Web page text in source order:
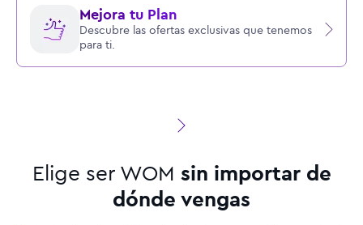
Mejora tu Plan
Descubre las ofertas exclusivas que tenemos
para ti.
Elige ser WOM sin importar de
dónde vengas